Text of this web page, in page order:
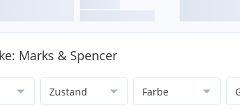
Marks & Spencer
Zustand Farbe